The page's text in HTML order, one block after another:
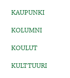
KAUPUNKI
KOLUMNI
KOULUT
KULTTUURI